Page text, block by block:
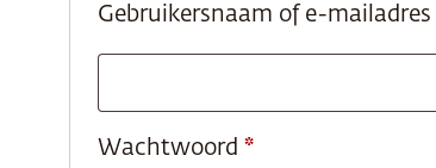
Gebruikersnaam of e-mailadres
Wachtwoord *Vereist